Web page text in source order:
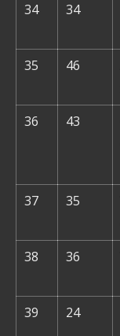
34
34
35
46
36
43
37 35
38
36
39
24